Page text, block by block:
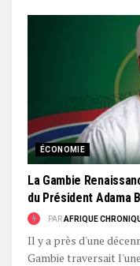
ÉCONOMIE
La Gambie
du Président Adama
PARAFRIQUE
Il y a près d'une
Gambie traversait